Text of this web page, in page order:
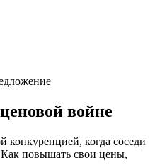
войне
конкуренцией, когда соседи
повышать свои цены,